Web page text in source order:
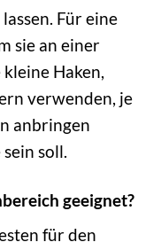
Für eine
sie an einer
Haken,
verwenden, je
anbringen
soll.
geeignet?
für den